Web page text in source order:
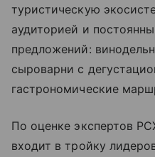
туристическую
аудиторией и
предложений:
сыроварни с
гастрономические
По оценке экспертов
входит в тройку